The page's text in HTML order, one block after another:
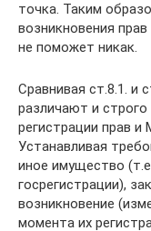
точка. Таким
возникновения
не поможет никак.
Сравнивая ст.8.1. и
различают и
регистрации прав
Устанавливая
иное имущество
госрегистрации),
возникновение
момента их